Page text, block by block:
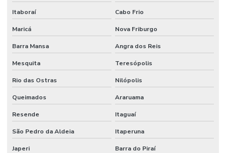
Itaboraí Cabo Frio
Maricá Nova Friburgo
Barra Mansa Angra dos Reis
Mesquita Teresópolis
Rio das Ostras Nilópolis
Queimados Araruama
Resende Itaguaí
São Pedro da Aldeia Itaperuna
Japeri Barra do Piraí